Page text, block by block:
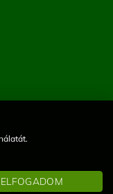
nincs lehetőség)
ELFOGADOM